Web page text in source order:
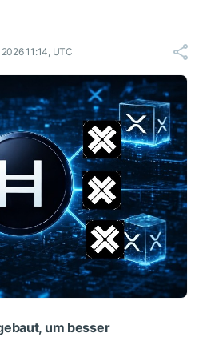
11:14, UTC
um besser